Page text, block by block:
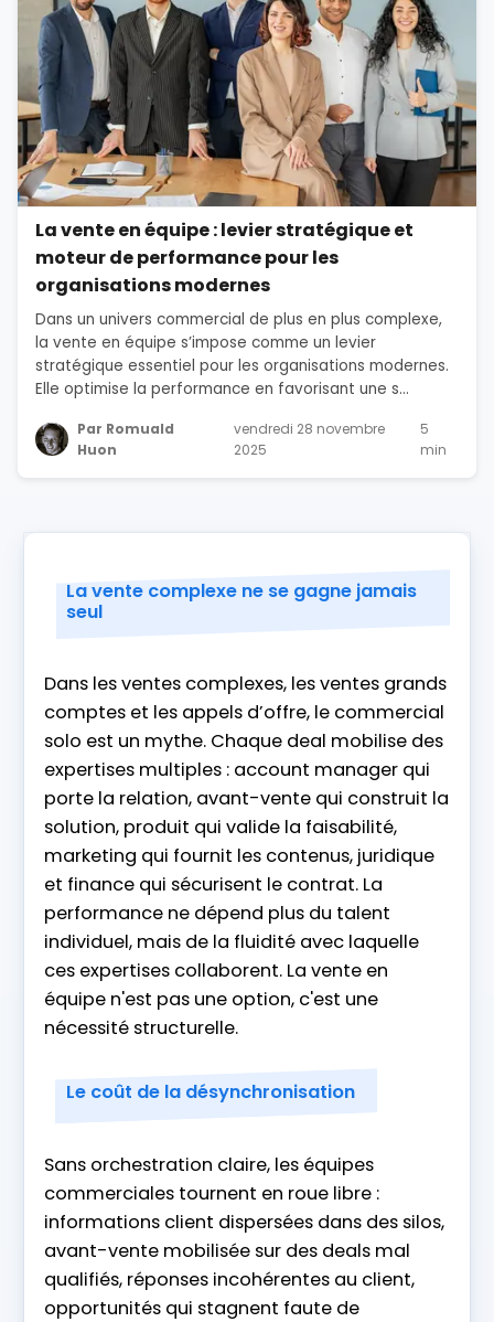
La vente en équipe : levier stratégique et
moteur de performance pour les
organisations modernes
Dans un univers commercial de plus en plus complexe,
la vente en équipe s’impose comme un levier
stratégique essentiel pour les organisations modernes.
Elle optimise la performance en favorisant une s...
Par Romuald
Huon
vendredi 28 novembre
2025
5
min
La vente complexe ne se gagne jamais
seul
Dans les ventes complexes, les ventes grands
comptes et les appels d’offre, le commercial
solo est un mythe. Chaque deal mobilise des
expertises multiples : account manager qui
porte la relation, avant-vente qui construit la
solution, produit qui valide la faisabilité,
marketing qui fournit les contenus, juridique
et finance qui sécurisent le contrat. La
performance ne dépend plus du talent
individuel, mais de la fluidité avec laquelle
ces expertises collaborent. La vente en
équipe n'est pas une option, c'est une
nécessité structurelle.
Le coût de la désynchronisation
Sans orchestration claire, les équipes
commerciales tournent en roue libre :
informations client dispersées dans des silos,
avant-vente mobilisée sur des deals mal
qualifiés, réponses incohérentes au client,
opportunités qui stagnent faute de